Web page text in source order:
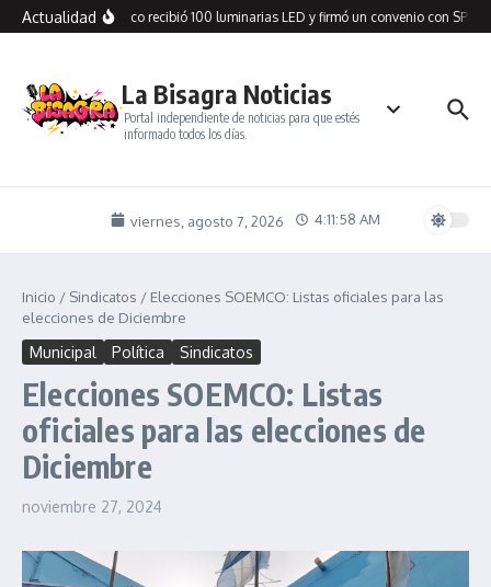
Saltar al contenido
Actualidad
Cañadón Seco recibió 100 luminarias LED y firmó un convenio con SPSE
La Bisagra Noticias
Portal independiente de noticias para que estés
informado todos los días.
viernes, agosto 7, 2026 4:11:59 AM
Inicio / Sindicatos / Elecciones SOEMCO: Listas oficiales para las
elecciones de Diciembre
Municipal Política Sindicatos
Elecciones SOEMCO: Listas
oficiales para las elecciones de
Diciembre
noviembre 27, 2024